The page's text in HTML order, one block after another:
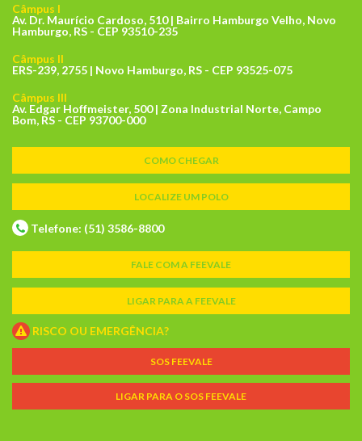
Câmpus I
Av. Dr. Maurício Cardoso, 510 | Bairro Hamburgo Velho, Novo
Hamburgo, RS - CEP 93510-235
Câmpus II
ERS-239, 2755 | Novo Hamburgo, RS - CEP 93525-075
Câmpus III
Av. Edgar Hoffmeister, 500 | Zona Industrial Norte, Campo
Bom, RS - CEP 93700-000
COMO CHEGAR
LOCALIZE UM POLO
Telefone: (51) 3586-8800
FALE COM A FEEVALE
LIGAR PARA A FEEVALE
RISCO OU EMERGÊNCIA?
SOS FEEVALE
LIGAR PARA O SOS FEEVALE